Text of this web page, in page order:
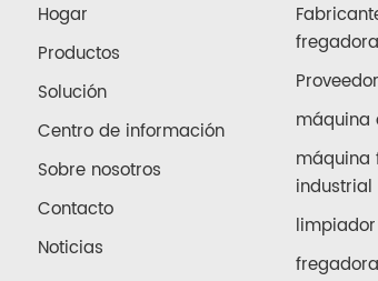
Hogar
Productos
Solución
Centro de información
Sobre nosotros
Contacto
Noticias
máquina
máquina
industrial